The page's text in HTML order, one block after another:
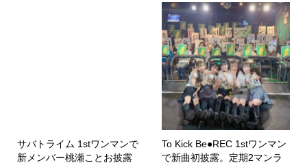
サバトライム 1stワンマンで
新メンバー桃瀬ことお披露
To Kick Be●REC 1stワンマン
で新曲初披露。定期2マンラ